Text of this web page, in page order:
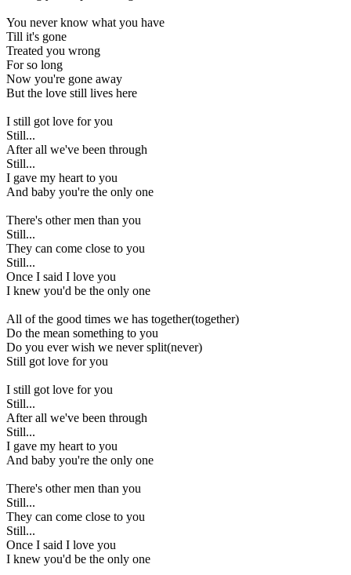
You never know what you have
Till it's gone
Treated you wrong
For so long
Now you're gone away
But the love still lives here
I still got love for you
Still...
After all we've been through
Still...
I gave my heart to you
And baby you're the only one
There's other men than you
Still...
They can come close to you
Still...
Once I said I love you
I knew you'd be the only one
All of the good times we has together(together)
Do the mean something to you
Do you ever wish we never split(never)
Still got love for you
I still got love for you
Still...
After all we've been through
Still...
I gave my heart to you
And baby you're the only one
There's other men than you
Still...
They can come close to you
Still...
Once I said I love you
I knew you'd be the only one